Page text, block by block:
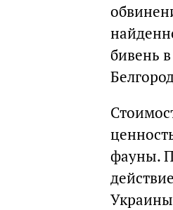
бивень
фауны.
действие
Украины